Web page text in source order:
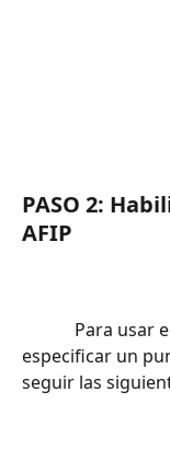
PASO 2:
AFIP
especificar un